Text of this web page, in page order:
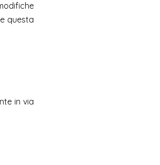
questa
in via